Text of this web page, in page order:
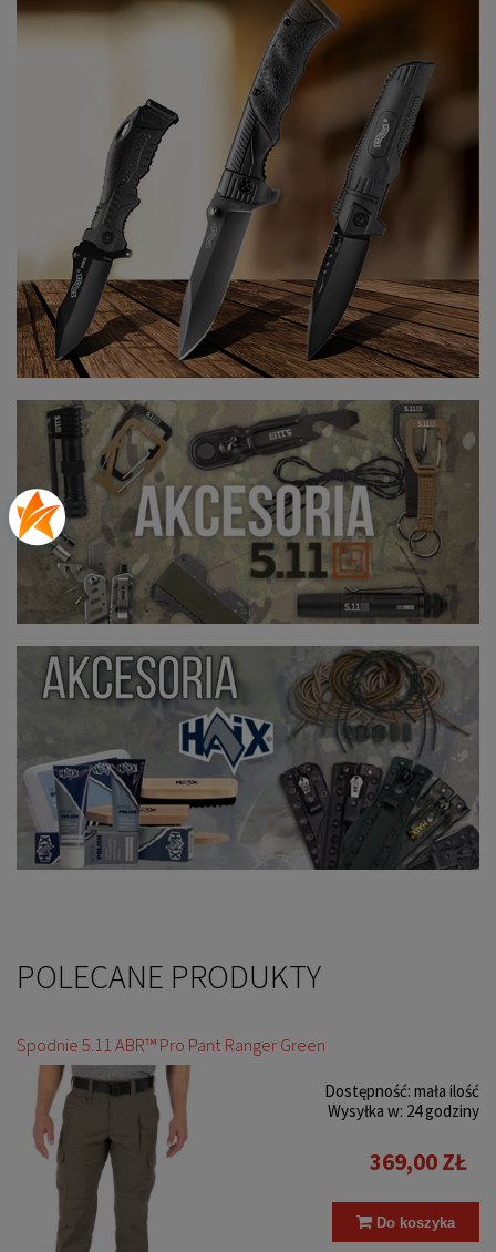
POLECANE PRODUKTY
Spodnie 5.11 ABR™ Pro Pant Ranger Green
Dostępność: mała ilość
Wysyłka w: 24 godziny
369,00 ZŁ
Do koszyka